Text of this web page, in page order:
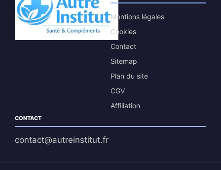
Mentions légales
Cookies
Contact
Sitemap
Plan du site
CGV
Affiliation
CONTACT
contact@autreinstitut.fr